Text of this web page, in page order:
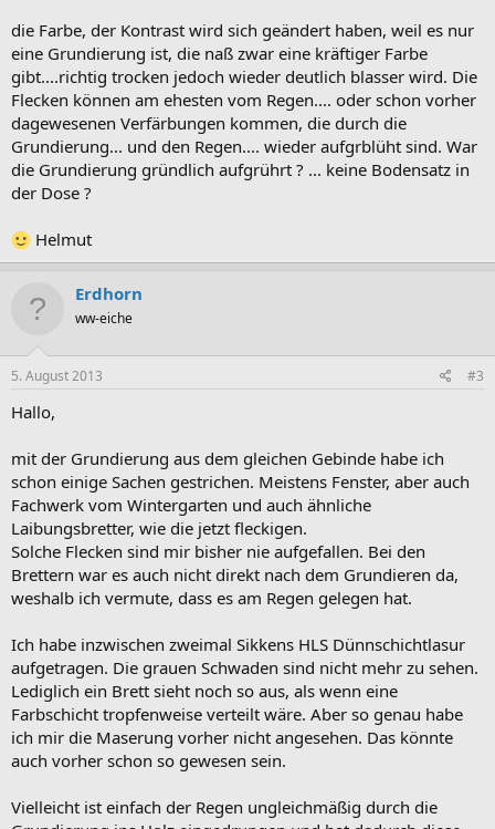
die Farbe, der Kontrast wird sich geändert haben, weil es nur
eine Grundierung ist, die naß zwar eine kräftiger Farbe
gibt....richtig trocken jedoch wieder deutlich blasser wird. Die
Flecken können am ehesten vom Regen.... oder schon vorher
dagewesenen Verfärbungen kommen, die durch die
Grundierung... und den Regen.... wieder aufgrblüht sind. War
die Grundierung gründlich aufgrührt ? ... keine Bodensatz in
der Dose ?
Helmut
Erdhorn
ww-eiche
5. August 2013 #3
Hallo,
mit der Grundierung aus dem gleichen Gebinde habe ich
schon einige Sachen gestrichen. Meistens Fenster, aber auch
Fachwerk vom Wintergarten und auch ähnliche
Laibungsbretter, wie die jetzt fleckigen.
Solche Flecken sind mir bisher nie aufgefallen. Bei den
Brettern war es auch nicht direkt nach dem Grundieren da,
weshalb ich vermute, dass es am Regen gelegen hat.
Ich habe inzwischen zweimal Sikkens HLS Dünnschichtlasur
aufgetragen. Die grauen Schwaden sind nicht mehr zu sehen.
Lediglich ein Brett sieht noch so aus, als wenn eine
Farbschicht tropfenweise verteilt wäre. Aber so genau habe
ich mir die Maserung vorher nicht angesehen. Das könnte
auch vorher schon so gewesen sein.
Vielleicht ist einfach der Regen ungleichmäßig durch die